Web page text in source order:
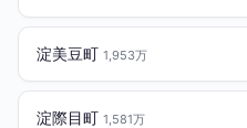
淀美豆町 1,953万
淀際目町 1,581万